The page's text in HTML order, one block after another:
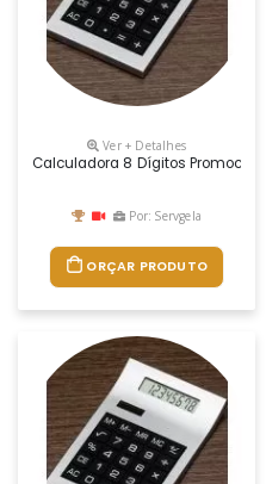
Ver + Detalhes
Calculadora 8 Dígitos
Por: Servgela
ORÇAR PRODUTO